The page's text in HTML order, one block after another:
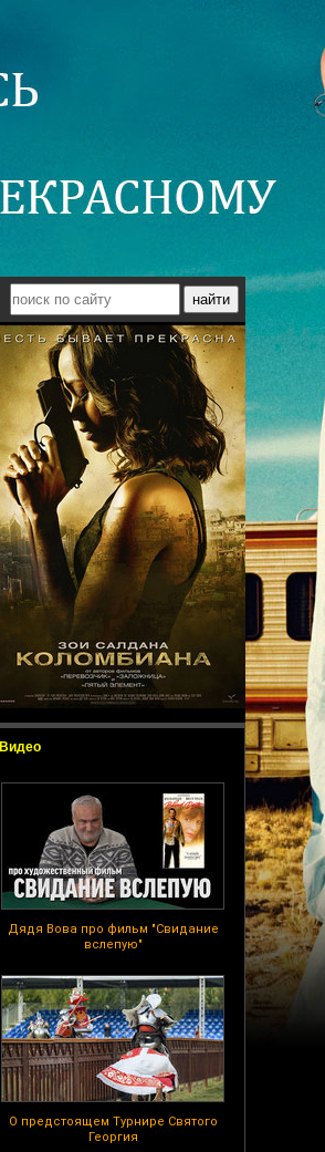
Видео
Дядя Вова про фильм "Свидание
вслепую"
О предстоящем Турнире Святого
Георгия